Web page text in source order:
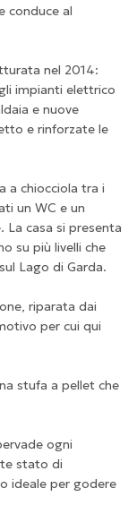
conduce al
nel 2014:
impianti elettrico
e nuove
e rinforzate le
a chiocciola tra i
un WC e un
La casa si presenta
su più livelli che
Lago di Garda.
riparata dai
per cui qui
stufa a pellet che
ogni
stato di
ideale per godere